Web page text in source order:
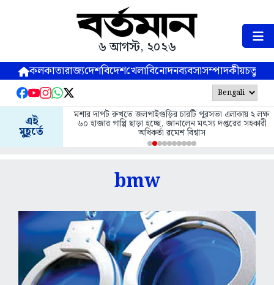
৬ আগস্ট, ২০২৬
কলকাতারাজ্যদেশবিদেশখেলাবিনোদনব্যবসাসম্পাদকীয়
এই
মুহূর্তে
মশার দাপট রুখতে জলপাইগুড়ির চারটি পুরসভা এলাকায় ২ লক্ষ
৬০ হাজার গাপ্পি ছাড়া হচ্ছে, জানালেন মৎস্য দপ্তরের সহকারী
অধিকর্তা রমেশ বিশ্বাস
bmw